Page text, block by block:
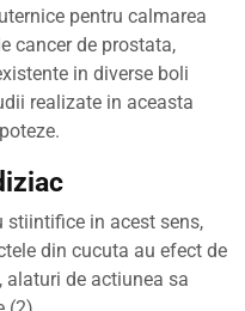
pentru calmarea
cancer de prostata,
in diverse boli
realizate in aceasta
stiintifice in acest sens,
din cucuta au efect de
de actiunea sa